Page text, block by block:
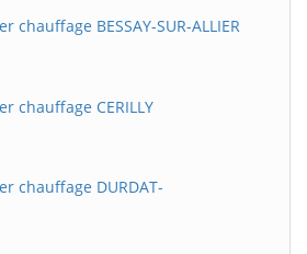
chauffage BESSAY-SUR-ALLIER
chauffage CERILLY
chauffage DURDAT-